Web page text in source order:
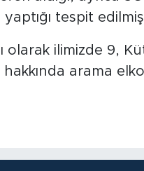
tespit
ilimizde 9,
arama